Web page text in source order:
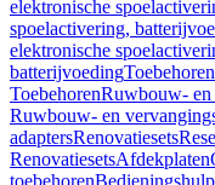
elektronische
spoelactivering,
elektronische
batterijvoedingToebehoren
ToebehorenRuwbouw- en
Ruwbouw- en
adaptersRenovatiesets
RenovatiesetsAfdekplaten
toebehorenBedieningshulp